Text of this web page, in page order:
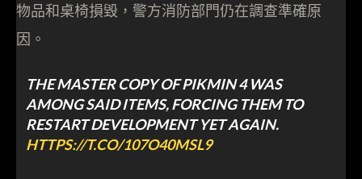
物品和桌椅損毀，警方消防部門仍在調查準確原
因。
THE MASTER COPY OF PIKMIN 4 WAS
AMONG SAID ITEMS, FORCING THEM TO
RESTART DEVELOPMENT YET AGAIN.
HTTPS://T.CO/107O40MSL9